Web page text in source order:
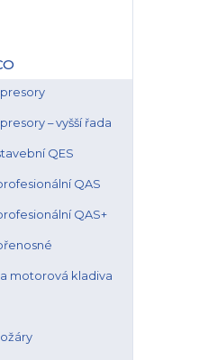
– vyšší řada
QES
QAS
QAS+
motorová kladiva